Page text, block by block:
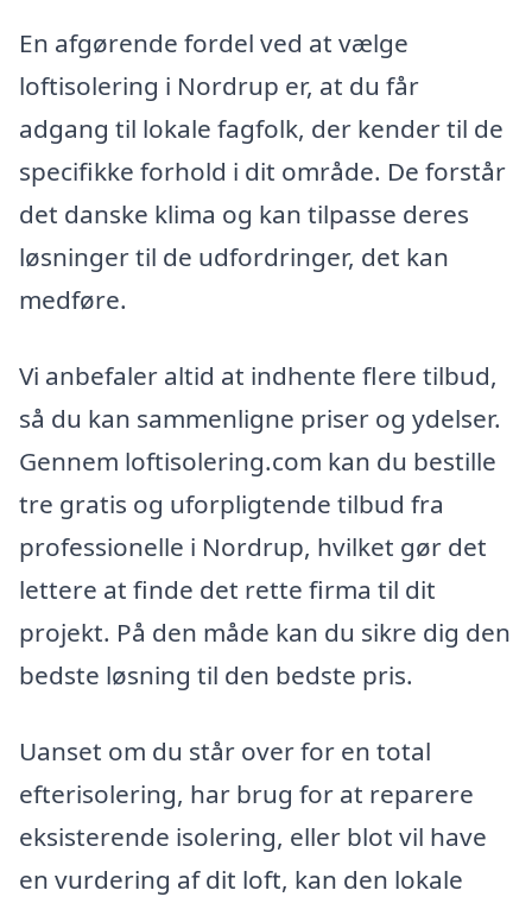
En afgørende fordel ved at vælge
loftisolering i Nordrup er, at du får
adgang til lokale fagfolk, der kender til de
specifikke forhold i dit område. De forstår
det danske klima og kan tilpasse deres
løsninger til de udfordringer, det kan
medføre.
Vi anbefaler altid at indhente flere tilbud,
så du kan sammenligne priser og ydelser.
Gennem loftisolering.com kan du bestille
tre gratis og uforpligtende tilbud fra
professionelle i Nordrup, hvilket gør det
lettere at finde det rette firma til dit
projekt. På den måde kan du sikre dig den
bedste løsning til den bedste pris.
Uanset om du står over for en total
efterisolering, har brug for at reparere
eksisterende isolering, eller blot vil have
en vurdering af dit loft, kan den lokale